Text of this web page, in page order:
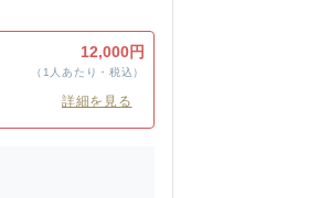
12,000円
（1人あたり・税込）
詳細を見る